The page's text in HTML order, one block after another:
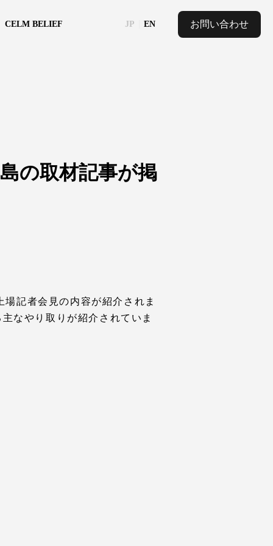
CELM BELIEF JP EN お問い合わせ
の取材記事が掲
記者会見の内容が紹介されま
なやり取りが紹介されていま